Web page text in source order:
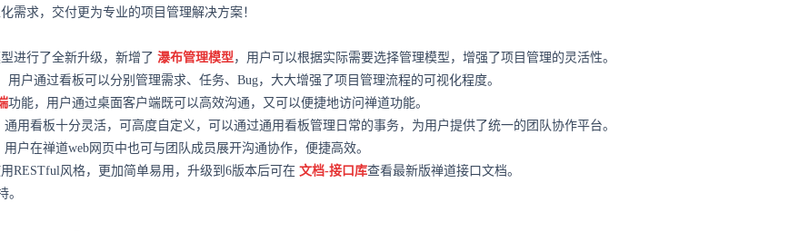
需求，交付更为专业的项目管理解决方案！
进行了全新升级，新增了 瀑布管理模型，用户可以根据实际需要选择管理模型，增强了项目管理的灵活性。
用户通过看板可以分别管理需求、任务、Bug，大大增强了项目管理流程的可视化程度。
功能，用户通过桌面客户端既可以高效沟通，又可以便捷地访问禅道功能。
通用看板十分灵活，可高度自定义，可以通过通用看板管理日常的事务，为用户提供了统一的团队协作平台。
用户在禅道web网页中也可与团队成员展开沟通协作，便捷高效。
RESTful风格，更加简单易用，升级到6版本后可在 文档-接口库查看最新版禅道接口文档。
。